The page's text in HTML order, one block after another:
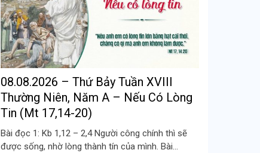
08.08.2026 – Thứ Bảy Tuần XVIII
Thường Niên, Năm A – Nếu Có Lòng
Tin (Mt 17,14-20)
Bài đọc 1: Kb 1,12 – 2,4 Người công chính thì sẽ
được sống, nhờ lòng thành tín của mình. Bài...